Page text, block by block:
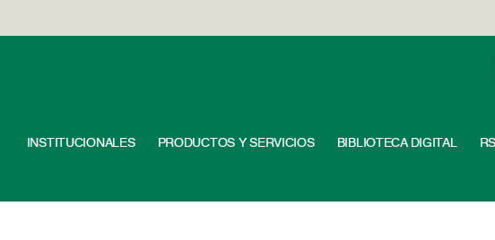
INSTITUCIONALES PRODUCTOS Y SERVICIOS BIBLIOTECA DIGITAL